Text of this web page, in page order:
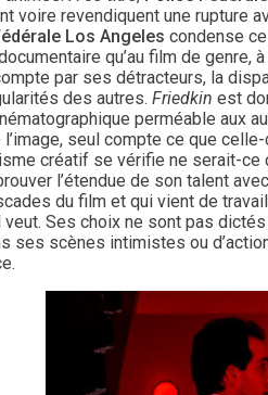
voire revendiquent une rupture
Los Angeles condense
qu’au film de genre,
par ses détracteurs, la
des autres. Friedkin est
perméable aux
l’image, seul compte ce que
créatif se vérifie ne serait-ce
l’étendue de son talent avec
du film et qui vient de
veut. Ses choix ne sont pas
ses scènes intimistes ou